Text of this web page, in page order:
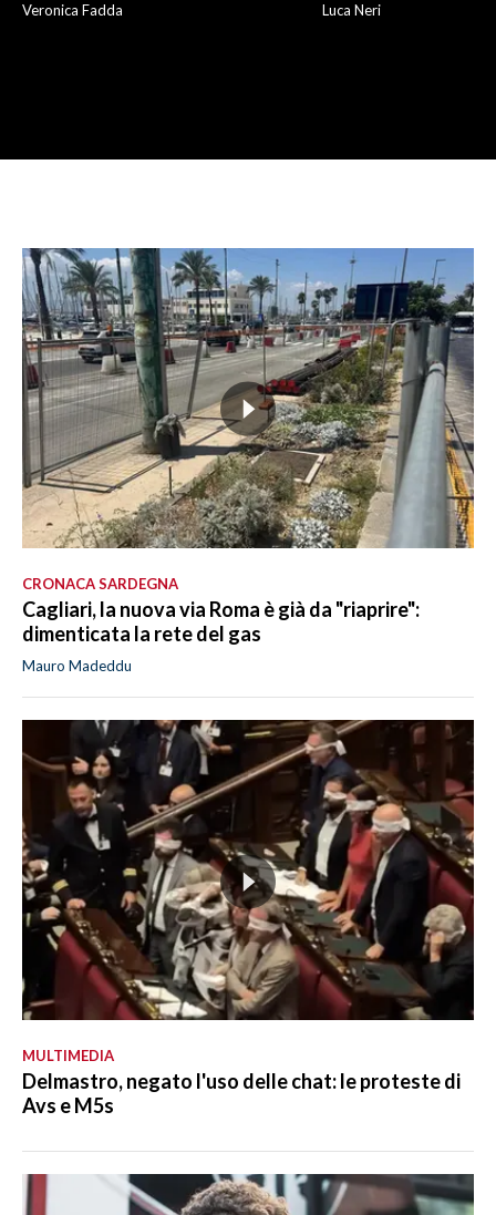
Veronica Fadda Luca Neri
CRONACA SARDEGNA
Cagliari, la nuova via Roma è già da "riaprire":
dimenticata la rete del gas
Mauro Madeddu
MULTIMEDIA
Delmastro, negato l'uso delle chat: le proteste di
Avs e M5s